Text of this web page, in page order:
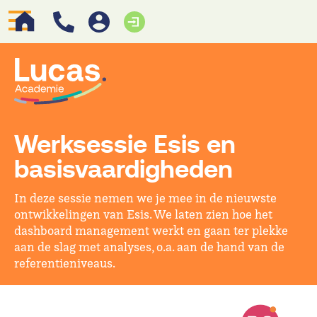
Werksessie Esis en
basisvaardigheden
In deze sessie nemen we je mee in de nieuwste
ontwikkelingen van Esis. We laten zien hoe het
dashboard management werkt en gaan ter plekke
aan de slag met analyses, o.a. aan de hand van de
referentieniveaus.